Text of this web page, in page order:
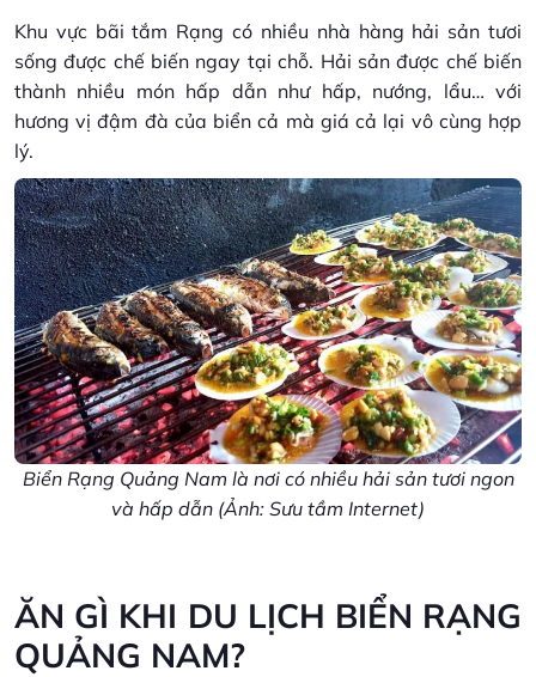
Khu vực bãi tắm Rạng có nhiều nhà hàng hải sản tươi
sống được chế biến ngay tại chỗ. Hải sản được chế biến
thành nhiều món hấp dẫn như hấp, nướng, lẩu… với
hương vị đậm đà của biển cả mà giá cả lại vô cùng hợp
lý.
Biển Rạng Quảng Nam là nơi có nhiều hải sản tươi ngon
và hấp dẫn (Ảnh: Sưu tầm Internet)
ĂN GÌ KHI DU LỊCH BIỂN RẠNG
QUẢNG NAM?